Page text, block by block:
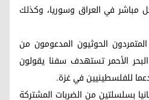
مباشر في العراق وسوريا، وكذلك
الحوثيون المدعومون من
الأحمر تستهدف سفنا يقولون
للفلسطينيين في غزة.
بسلسلتين من الضربات المشتركة